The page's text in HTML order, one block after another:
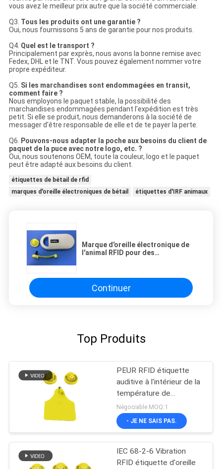
vous avez le meilleur prix autre que la société commerciale.
Q3. Tous les produits ont une garantie ?
Oui, nous fournissons 5 ans de garantie pour nos produits.
Q4. Quel est le transport ?
Principalement par exprès, nous avons la bonne remise avec
Fedex, DHL et le TNT. Vous pouvez également nommer votre
propre expéditeur.
Q5. Si les marchandises sont endommagées en transit,
comment faire ?
Nous employons le paquet stable, la possibilité des
marchandises endommagées pendant l'expédition est très
petit. Si elle se produit, nous demanderons à la société de
messager d'être responsable de elle et de te payer la perte.
Q6. Pouvons-nous adapter la poche aux besoins du client de
paquet de la puce avec notre logo, etc. ?
Oui, nous soutenons OEM, toute la couleur, logo et le paquet
peut être adapté aux besoins du client.
étiquettes de bétail de rfid
marques d'oreille électroniques de bétail
étiquettes d'IRF animaux
Marque d'oreille électronique de
l'animal RFID pour des
Continuer
Top Produits
PEUR RFID étiquette
auditive à l'intérieur de la
température de
fonctionnement 17 cm
Pour la gestion du bétail
Négociable MOQ:1
- JE NE SAIS PAS.
IEC 68-2-6 Vibration
RFID étiquette d'oreille